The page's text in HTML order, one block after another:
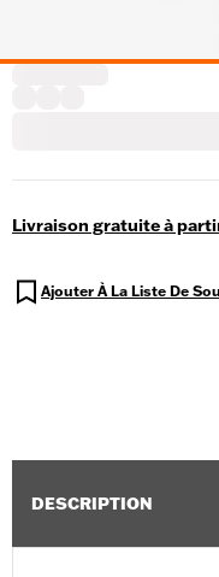
Livraison gratuite à
Ajouter À La Liste De
DESCRIPTION